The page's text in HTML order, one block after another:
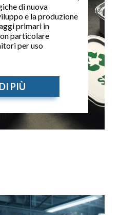
di nuova
e la produzione
primari in
particolare
per uso
PIÙ